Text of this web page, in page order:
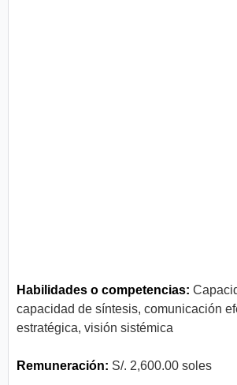
Habilidades o competencias:
capacidad de síntesis, comunicación
estratégica, visión sistémica
Remuneración: S/. 2,600.00 soles